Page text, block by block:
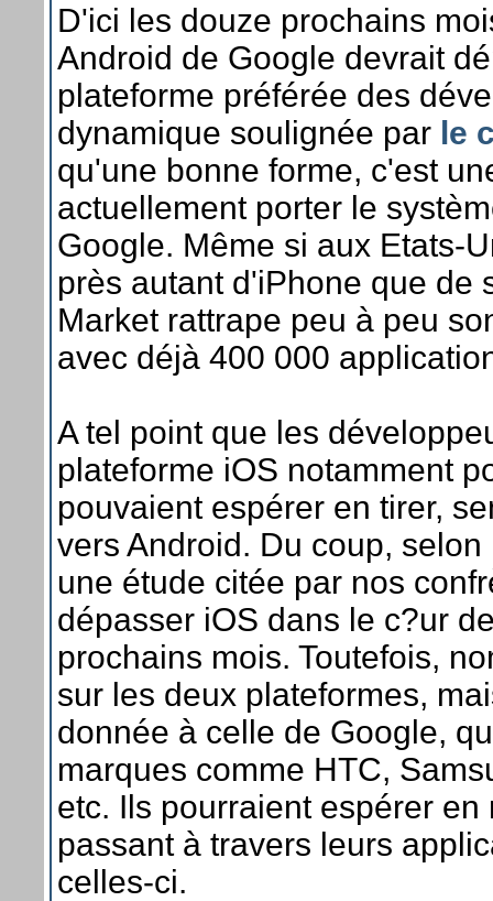
D'ici les douze prochains
Android de Google devrait
plateforme préférée des
dynamique soulignée par le
qu'une bonne forme, c'est
actuellement porter le
Google. Même si aux Etats-
près autant d'iPhone que de
Market rattrape peu à peu
avec déjà 400 000
A tel point que les
plateforme iOS notamment
pouvaient espérer en tirer,
vers Android. Du coup,
une étude citée par nos
dépasser iOS dans le c?ur
prochains mois. Toutefois,
sur les deux plateformes,
donnée à celle de Google,
marques comme HTC,
etc. Ils pourraient espérer
passant à travers leurs
celles-ci.